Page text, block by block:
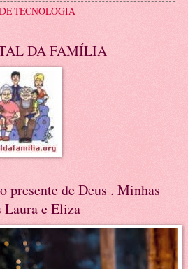
TECNOLOGIA
DA FAMÍLIA
presente de Deus . Minhas
Laura e Eliza